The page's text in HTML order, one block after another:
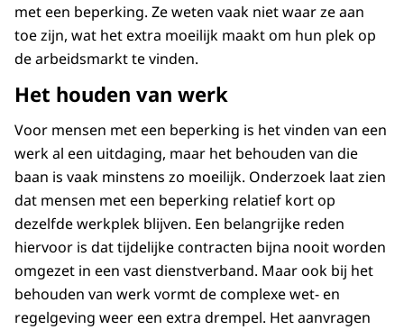
met een beperking. Ze weten vaak niet waar ze aan
toe zijn, wat het extra moeilijk maakt om hun plek op
de arbeidsmarkt te vinden.
Het houden van werk
Voor mensen met een beperking is het vinden van een
werk al een uitdaging, maar het behouden van die
baan is vaak minstens zo moeilijk. Onderzoek laat zien
dat mensen met een beperking relatief kort op
dezelfde werkplek blijven. Een belangrijke reden
hiervoor is dat tijdelijke contracten bijna nooit worden
omgezet in een vast dienstverband. Maar ook bij het
behouden van werk vormt de complexe wet- en
regelgeving weer een extra drempel. Het aanvragen